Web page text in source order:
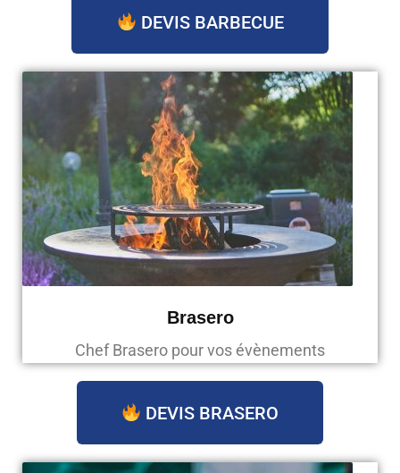
DEVIS BARBECUE
Brasero
Chef Brasero pour vos évènements
DEVIS BRASERO